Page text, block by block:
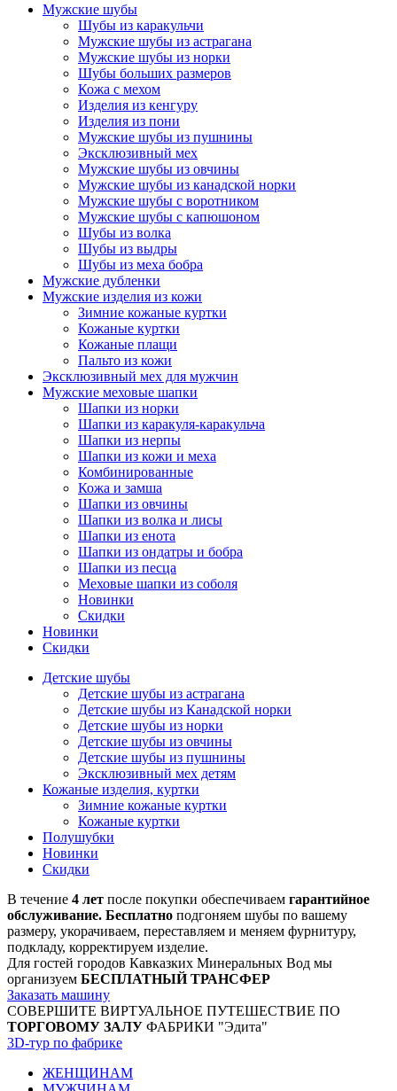
Мужские шубы
Шубы из каракульчи
Мужские шубы из астрагана
Мужские шубы из норки
Шубы больших размеров
Кожа с мехом
Изделия из кенгуру
Изделия из пони
Мужские шубы из пушнины
Эксклюзивный мех
Мужские шубы из овчины
Мужские шубы из канадской норки
Мужские шубы с воротником
Мужские шубы с капюшоном
Шубы из волка
Шубы из выдры
Шубы из меха бобра
Мужские дубленки
Мужские изделия из кожи
Зимние кожаные куртки
Кожаные куртки
Кожаные плащи
Пальто из кожи
Эксклюзивный мех для мужчин
Мужские меховые шапки
Шапки из норки
Шапки из каракуля-каракульча
Шапки из нерпы
Шапки из кожи и меха
Комбинированные
Кожа и замша
Шапки из овчины
Шапки из волка и лисы
Шапки из енота
Шапки из ондатры и бобра
Шапки из песца
Меховые шапки из соболя
Новинки
Скидки
Новинки
Скидки
Детские шубы
Детские шубы из астрагана
Детские шубы из Канадской норки
Детские шубы из норки
Детские шубы из овчины
Детские шубы из пушнины
Эксклюзивный мех детям
Кожаные изделия, куртки
Зимние кожаные куртки
Кожаные куртки
Полушубки
Новинки
Скидки
В течение 4 лет после покупки обеспечиваем гарантийное
обслуживание. Бесплатно подгоняем шубы по вашему
размеру, укорачиваем, переставляем и меняем фурнитуру,
подкладу, корректируем изделие.
Для гостей городов Кавказких Минеральных Вод мы
организуем БЕСПЛАТНЫЙ ТРАНСФЕР
Заказать машину
СОВЕРШИТЕ ВИРТУАЛЬНОЕ ПУТЕШЕСТВИЕ ПО
ТОРГОВОМУ ЗАЛУ ФАБРИКИ "Эдита"
3D-тур по фабрике
ЖЕНЩИНАМ